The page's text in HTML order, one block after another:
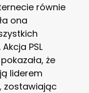
równie
ona
PSL
że
liderem
zostawiając